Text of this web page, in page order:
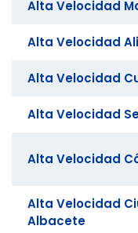
Alta Velocidad
Alta Velocidad
Alta Velocidad
Alta Velocidad
Alta Velocidad
Alta Velocidad
Albacete